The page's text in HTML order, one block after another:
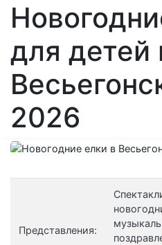
для детей
2026
Представления: